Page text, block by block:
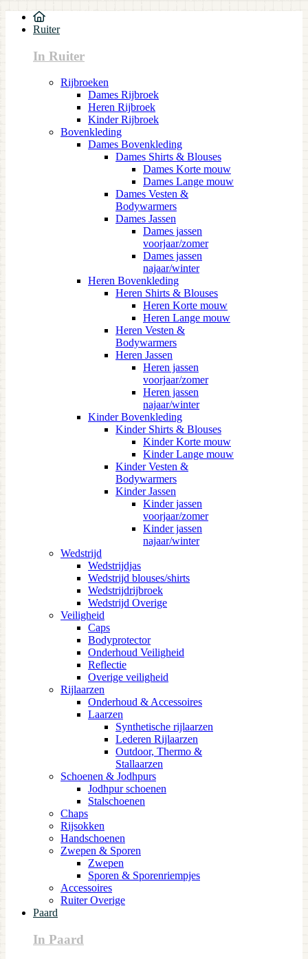
Ruiter
In Ruiter
Rijbroeken
Dames Rijbroek
Heren Rijbroek
Kinder Rijbroek
Bovenkleding
Dames Bovenkleding
Dames Shirts & Blouses
Dames Korte mouw
Dames Lange mouw
Dames Vesten &
Bodywarmers
Dames Jassen
Dames jassen
voorjaar/zomer
Dames jassen
najaar/winter
Heren Bovenkleding
Heren Shirts & Blouses
Heren Korte mouw
Heren Lange mouw
Heren Vesten &
Bodywarmers
Heren Jassen
Heren jassen
voorjaar/zomer
Heren jassen
najaar/winter
Kinder Bovenkleding
Kinder Shirts & Blouses
Kinder Korte mouw
Kinder Lange mouw
Kinder Vesten &
Bodywarmers
Kinder Jassen
Kinder jassen
voorjaar/zomer
Kinder jassen
najaar/winter
Wedstrijd
Wedstrijdjas
Wedstrijd blouses/shirts
Wedstrijdrijbroek
Wedstrijd Overige
Veiligheid
Caps
Bodyprotector
Onderhoud Veiligheid
Reflectie
Overige veiligheid
Rijlaarzen
Onderhoud & Accessoires
Laarzen
Synthetische rijlaarzen
Lederen Rijlaarzen
Outdoor, Thermo &
Stallaarzen
Schoenen & Jodhpurs
Jodhpur schoenen
Stalschoenen
Chaps
Rijsokken
Handschoenen
Zwepen & Sporen
Zwepen
Sporen & Sporenriempjes
Accessoires
Ruiter Overige
Paard
In Paard